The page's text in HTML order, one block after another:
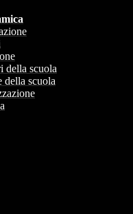
della scuola
della scuola